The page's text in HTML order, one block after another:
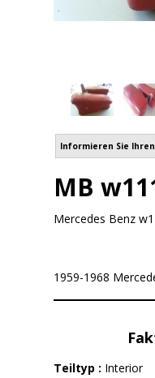
Informieren Sie
MB
Mercedes Benz
1959-1968
Teiltyp : Interior